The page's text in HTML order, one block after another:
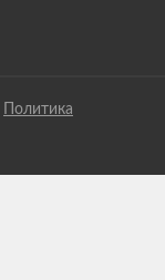
Политика